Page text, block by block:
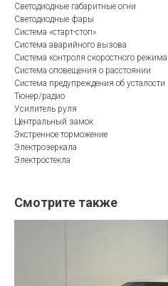
Светодиодные габаритные огни
Светодиодные фары
Система «старт-стоп»
Система аварийного вызова
Система контроля скоростного режима
Система оповещения о расстоянии
Система предупреждения об усталости
Тюнер/радио
Усилитель руля
Центральный замок
Экстренное торможение
Электрозеркала
Электростекла
Смотрите также